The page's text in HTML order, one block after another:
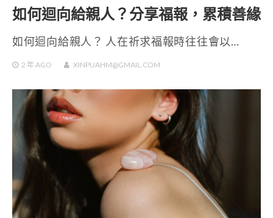
如何迴向給親人？分享福報，累積善緣
如何迴向給親人？ 人在祈求福報時往往會以…
2 年 AGO XINPUAHM@GMAIL.COM